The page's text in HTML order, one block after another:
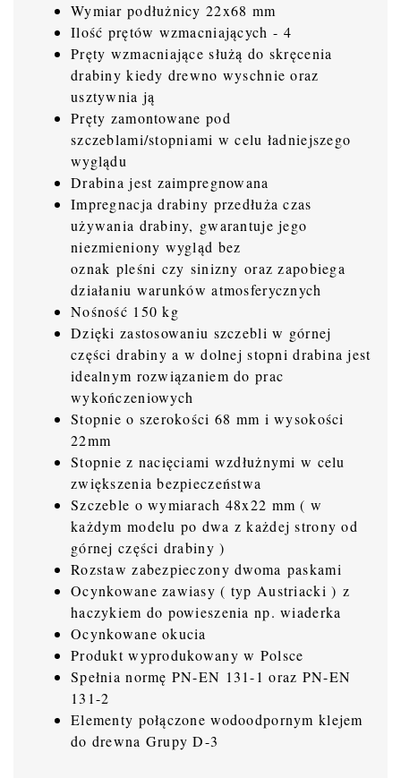
Wymiar podłużnicy 22x68 mm
Ilość prętów wzmacniających - 4
Pręty wzmacniające służą do skręcenia
drabiny kiedy drewno wyschnie oraz
usztywnia ją
Pręty zamontowane pod
szczeblami/stopniami w celu ładniejszego
wyglądu
Drabina jest zaimpregnowana
Impregnacja drabiny przedłuża czas
używania drabiny, gwarantuje jego
niezmieniony wygląd bez
oznak pleśni czy sinizny oraz zapobiega
działaniu warunków atmosferycznych
Nośność 150 kg
Dzięki zastosowaniu szczebli w górnej
części drabiny a w dolnej stopni drabina jest
idealnym rozwiązaniem do prac
wykończeniowych
Stopnie o szerokości 68 mm i wysokości
22mm
Stopnie z nacięciami wzdłużnymi w celu
zwiększenia bezpieczeństwa
Szczeble o wymiarach 48x22 mm ( w
każdym modelu po dwa z każdej strony od
górnej części drabiny )
Rozstaw zabezpieczony dwoma paskami
Ocynkowane zawiasy ( typ Austriacki ) z
haczykiem do powieszenia np. wiaderka
Ocynkowane okucia
Produkt wyprodukowany w Polsce
Spełnia normę PN-EN 131-1 oraz PN-EN
131-2
Elementy połączone wodoodpornym klejem
do drewna Grupy D-3